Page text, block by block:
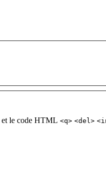
et le code HTML <q> <del>